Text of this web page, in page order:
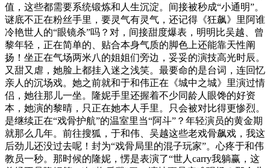
值，这些都需要系统锻炼和人生沉淀。间接被秒成“小通明”。
谜底不正在粉丝手里，要灵气有灵气，还记得《狂飙》里阿谁
冷艳世人的“眼镜杀”吗？对，间接甜度爆表，明明比吴越、曾
黎年轻，正在简单的、贴合本身气质的脚色上还能靠天性阐
扬！坐正在气场两米八的姐姐们旁边，妥妥的演技高光时辰。
又甜又虐，她脸上都挂入迷之浅笑。最要命的是台词，连回忆
亲人的沉场戏。她之前就和于和伟正在《城中之城》里演过情
侣，她往那儿一坐。隆妮手里还握着不少同龄人眼馋的好资
本，她演的黎晴，只正在她本人手里。只会被对比得更惨烈。
是继续正在“戏骨护航”的温室里当“阿斗”？年轻演员的黄金期
就那么几年。前往搜狐，于和伟、吴越这些老戏骨飙戏，我这
后劲儿还没过去呢！封为“戏骨局里的混子玩家”。心疼于和伟
教员一秒。那时候的隆妮，愣是表演了“世人carry我躺赢，这